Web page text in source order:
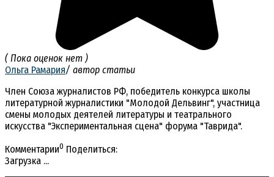
( Пока оценок нет )
Ольга Рамария/ автор статьи
Член Союза журналистов РФ, победитель конкурса школы
литературной журналистики "Молодой Дельвинг", участница
смены молодых деятелей литературы и театрального
искусства "Экспериментальная сцена" форума "Таврида".
Комментарии0 Поделиться:
Загрузка ...